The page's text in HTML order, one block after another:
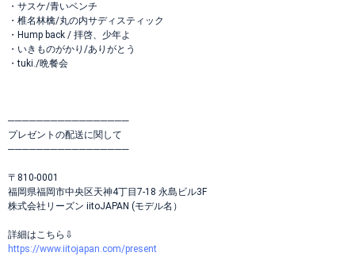
・サスケ/青いベンチ
・椎名林檎/丸の内サディスティック
・Hump back / 拝啓、少年よ
・いきものがかり/ありがとう
・tuki./晩餐会
─────────────────
プレゼントの配送に関して
─────────────────
〒810-0001
福岡県福岡市中央区天神4丁目7-18 永島ビル3F
株式会社リーズン iitoJAPAN (モデル名）
詳細はこちら⇩
https://www.iitojapan.com/present